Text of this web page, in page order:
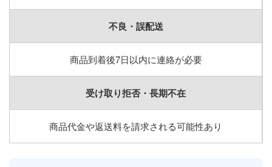
不良・誤配送
商品到着後7日以内に連絡が必要
受け取り拒否・長期不在
商品代金や返送料を請求される可能性あり